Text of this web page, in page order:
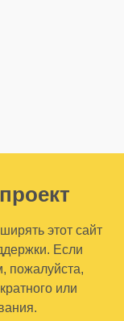
этот сайт
Если
пожалуйста,
или